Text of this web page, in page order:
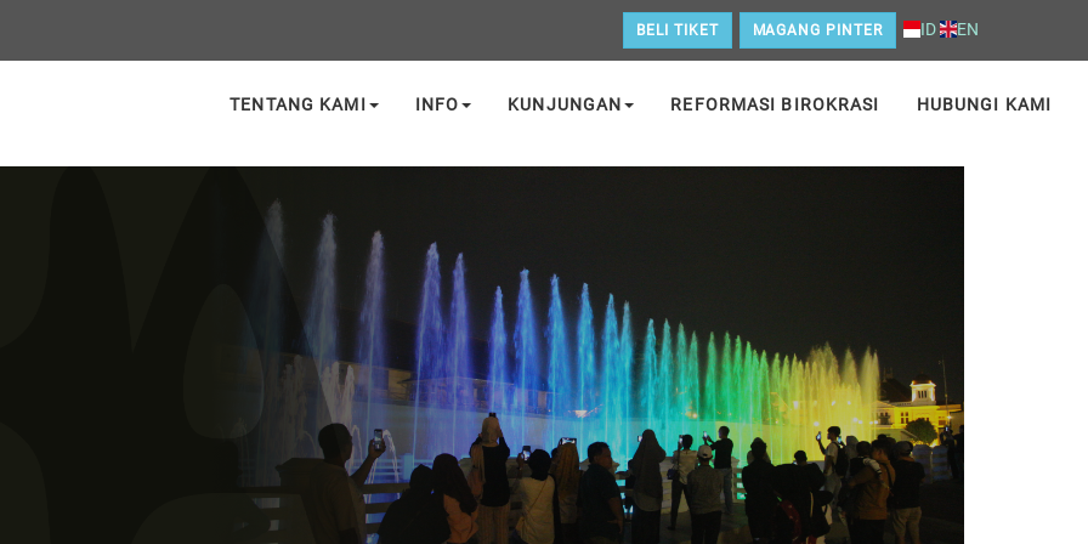
BELI TIKET MAGANG PINTER ID EN
TENTANG KAMI INFO KUNJUNGAN REFORMASI BIROKRASI HUBUNGI KAMI